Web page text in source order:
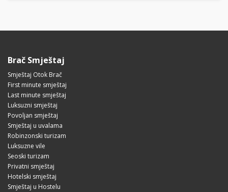
Brač Smještaj
Smještaj Otok Brač
First minute smještaj
Last minute smještaj
Luksuzni smještaj
Povoljan smještaj
Smještaj u uvalama
Robinzonski turizam
Luksuzne vile
Seoski turizam
Privatni smještaj
Hotelski smještaj
Smještaj u Hostelu